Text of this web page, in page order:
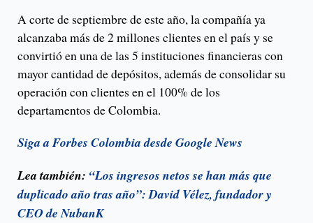
A corte de septiembre de este año, la compañía ya
alcanzaba más de 2 millones clientes en el país y se
convirtió en una de las 5 instituciones financieras con
mayor cantidad de depósitos, además de consolidar su
operación con clientes en el 100% de los
departamentos de Colombia.
Siga a Forbes Colombia desde Google News
Lea también: “Los ingresos netos se han más que
duplicado año tras año”: David Vélez, fundador y
CEO de NubanK